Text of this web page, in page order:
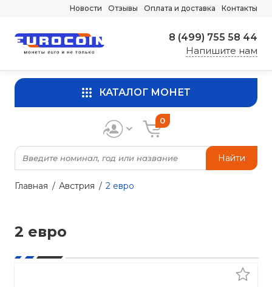
Новости Отзывы Оплата и доставка Контакты
8 (499) 755 58 44
Напишите нам
КАТАЛОГ МОНЕТ
Найти
0
Главная Австрия 2 евро
2 евро